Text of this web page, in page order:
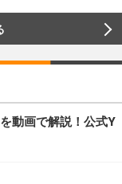
動画で解説！公式Y